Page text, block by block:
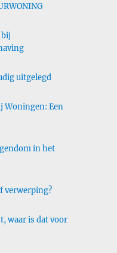
uitgelegd
Woningen: Een
in het
verwerping?
waar is dat voor